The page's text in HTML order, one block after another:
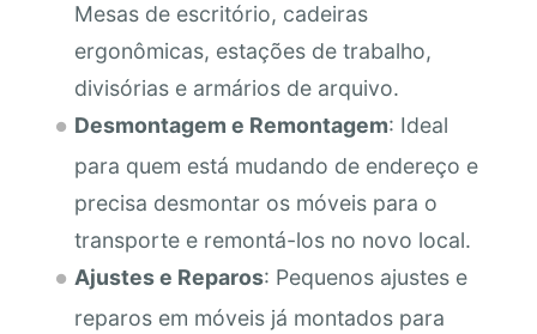
Mesas de escritório, cadeiras
ergonômicas, estações de trabalho,
divisórias e armários de arquivo.
Desmontagem e Remontagem: Ideal
para quem está mudando de endereço e
precisa desmontar os móveis para o
transporte e remontá-los no novo local.
Ajustes e Reparos: Pequenos ajustes e
reparos em móveis já montados para